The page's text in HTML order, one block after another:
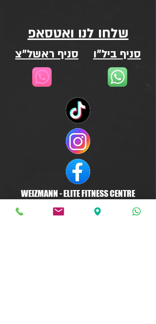
שלחו לנו ואטסאפ
סניף ביל"ו סניף ראשל"צ
WEIZMANN - ELITE FITNESS CENTRE
2000, קרית עקרון